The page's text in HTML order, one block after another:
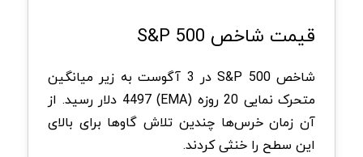
قیمت شاخص S&P 500
شاخص S&P 500 در 3 آگوست به زیر میانگین
متحرک نمایی 20 روزه (EMA) 4497 دلار رسید. از
آن زمان خرس‌ها چندین تلاش گاوها برای بالای
این سطح را خنثی کردند.